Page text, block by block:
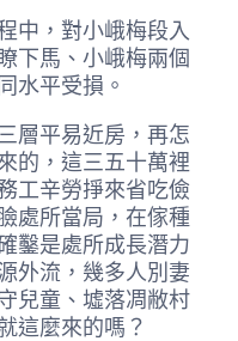
，對小峨梅段入
下馬、小峨梅兩個
水平受損。
平易近房，再怎
的，這三五十萬裡
工辛勞掙來省吃儉
處所當局，在傢種
鑿是處所成長潛力
外流，幾多人別妻
兒童、墟落凋敝村
這麼來的嗎？